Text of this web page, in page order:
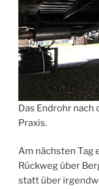
Das Endrohr
Praxis.
Am nächsten Tag
Rückweg über
statt über